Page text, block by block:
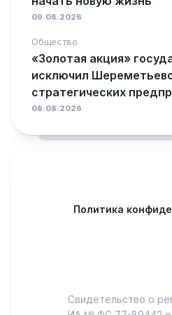
09.08.2026
Общество
«Золотая акция»
исключил
стратегических
08.08.2026
Политика
Свидетельство о